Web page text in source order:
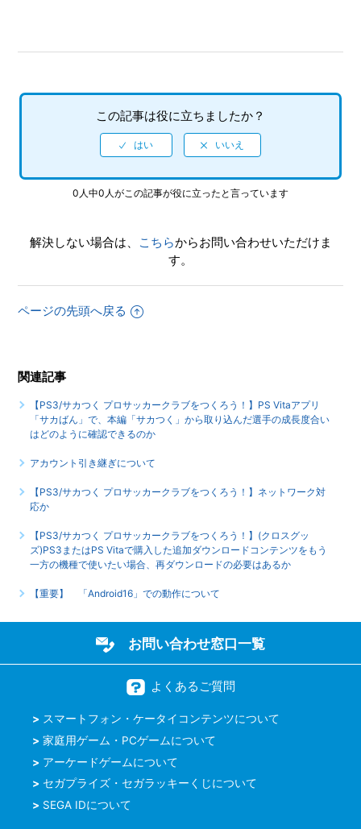
この記事は役に立ちましたか？
0人中0人がこの記事が役に立ったと言っています
解決しない場合は、 こちらからお問い合わせいただけま
す。
ページの先頭へ戻る
関連記事
【PS3/サカつく プロサッカークラブをつくろう！】PS Vitaアプリ
「サカばん」で、本編「サカつく」から取り込んだ選手の成長度合い
はどのように確認できるのか
アカウント引き継ぎについて
【PS3/サカつく プロサッカークラブをつくろう！】ネットワーク対
応か
【PS3/サカつく プロサッカークラブをつくろう！】(クロスグッ
ズ)PS3またはPS Vitaで購入した追加ダウンロードコンテンツをもう
一方の機種で使いたい場合、再ダウンロードの必要はあるか
【重要】 「Android16」での動作について
お問い合わせ窓口一覧
よくあるご質問
スマートフォン・ケータイコンテンツについて
家庭用ゲーム・PCゲームについて
アーケードゲームについて
セガプライズ・セガラッキーくじについて
SEGA IDについて